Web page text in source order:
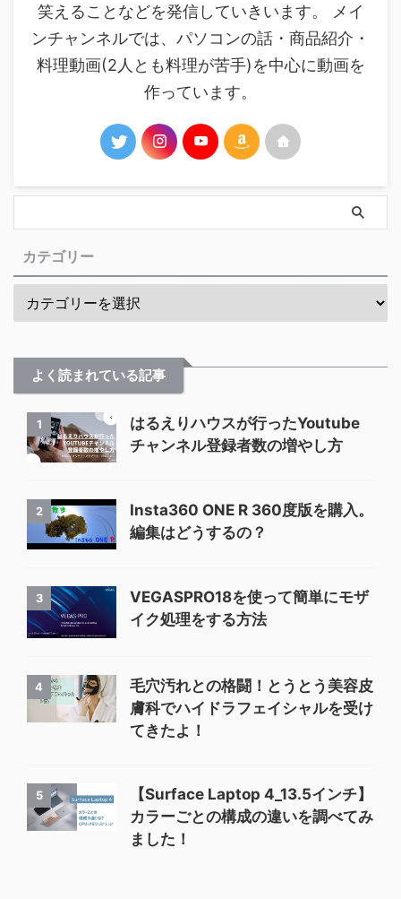
笑えることなどを発信していきいます。 メイ
ンチャンネルでは、パソコンの話・商品紹介・
料理動画(2人とも料理が苦手)を中心に動画を
作っています。
カテゴリー
よく読まれている記事
1
はるえりハウスが行ったYoutube
チャンネル登録者数の増やし方
2
Insta360 ONE R 360度版を購入。
編集はどうするの？
3
VEGASPRO18を使って簡単にモザ
イク処理をする方法
4
毛穴汚れとの格闘！とうとう美容皮
膚科でハイドラフェイシャルを受け
てきたよ！
5
【Surface Laptop 4_13.5インチ】
カラーごとの構成の違いを調べてみ
ました！